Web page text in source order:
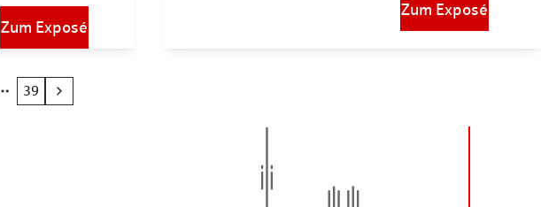
Zum Exposé
Zum Exposé
39